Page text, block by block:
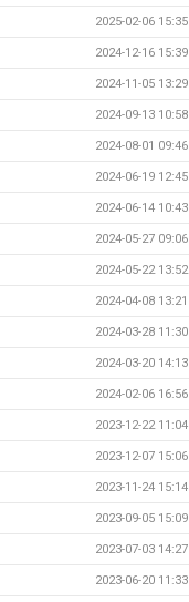
2025-02-06 15:35
2024-12-16 15:39
2024-11-05 13:29
2024-09-13 10:58
2024-08-01 09:46
2024-06-19 12:45
2024-06-14 10:43
2024-05-27 09:06
2024-05-22 13:52
2024-04-08 13:21
2024-03-28 11:30
2024-03-20 14:13
2024-02-06 16:56
2023-12-22 11:04
2023-12-07 15:06
2023-11-24 15:14
2023-09-05 15:09
2023-07-03 14:27
2023-06-20 11:33